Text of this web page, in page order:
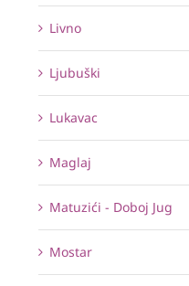
Livno
Ljubuški
Lukavac
Maglaj
Matuzići - Doboj Jug
Mostar